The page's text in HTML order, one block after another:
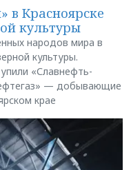
в Красноярске
культуры
народов мира в
культуры.
«Славнефть-
— добывающие
крае